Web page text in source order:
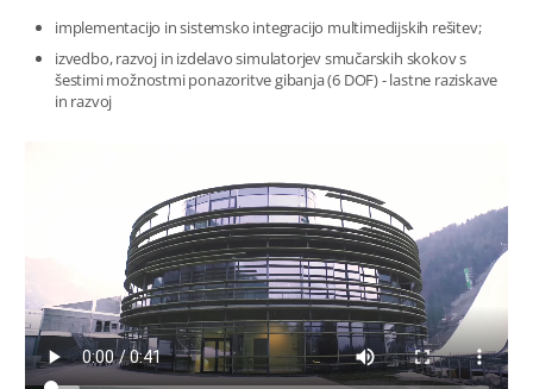
implementacijo in sistemsko integracijo multimedijskih rešitev;
izvedbo, razvoj in izdelavo simulatorjev smučarskih skokov s
šestimi možnostmi ponazoritve gibanja (6 DOF) - lastne raziskave
in razvoj